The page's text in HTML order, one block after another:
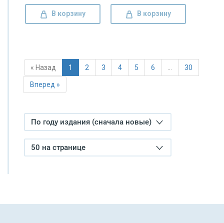
В корзину В корзину
« Назад 1 2 3 4 5 6 … 30
Вперед »
По году издания (сначала новые)
50 на странице